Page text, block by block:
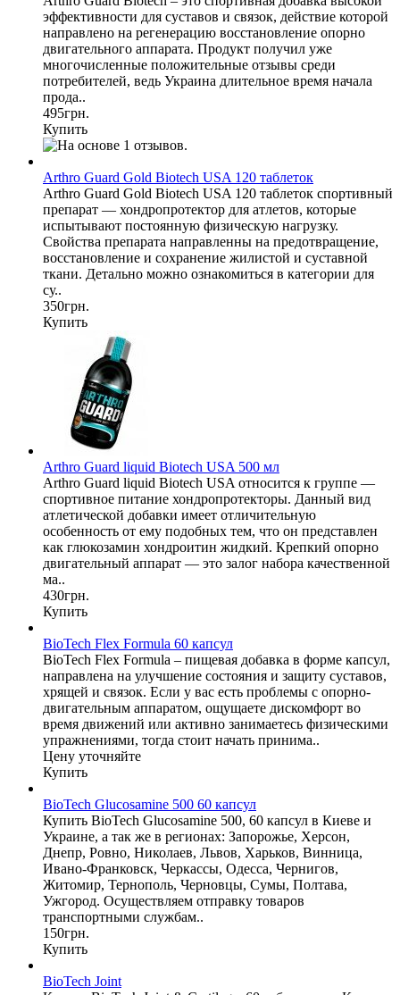
эффективности для суставов и связок, действие которой
направлено на регенерацию восстановление опорно
двигательного аппарата. Продукт получил уже
многочисленные положительные отзывы среди
потребителей, ведь Украина длительное время начала
прода..
495грн.
Купить
Arthro Guard Gold Biotech USA 120 таблеток
Arthro Guard Gold Biotech USA 120 таблеток спортивный
препарат — хондропротектор для атлетов, которые
испытывают постоянную физическую нагрузку.
Свойства препарата направленны на предотвращение,
восстановление и сохранение жилистой и суставной
ткани. Детально можно ознакомиться в категории для
су..
350грн.
Купить
Arthro Guard liquid Biotech USA 500 мл
Arthro Guard liquid Biotech USA относится к группе —
спортивное питание хондропротекторы. Данный вид
атлетической добавки имеет отличительную
особенность от ему подобных тем, что он представлен
как глюкозамин хондроитин жидкий. Крепкий опорно
двигательный аппарат — это залог набора качественной
ма..
430грн.
Купить
BioTech Flex Formula 60 капсул
BioTech Flex Formula – пищевая добавка в форме капсул,
направлена на улучшение состояния и защиту суставов,
хрящей и связок. Если у вас есть проблемы с опорно-
двигательным аппаратом, ощущаете дискомфорт во
время движений или активно занимаетесь физическими
упражнениями, тогда стоит начать принима..
Цену уточняйте
Купить
BioTech Glucosaminе 500 60 капсул
Купить BioTech Glucosaminе 500, 60 капсул в Киеве и
Украине, а так же в регионах: Запорожье, Херсон,
Днепр, Ровно, Николаев, Львов, Харьков, Винница,
Ивано-Франковск, Черкассы, Одесса, Чернигов,
Житомир, Тернополь, Черновцы, Сумы, Полтава,
Ужгород. Осуществляем отправку товаров
транспортными службам..
150грн.
Купить
BioTech Joint